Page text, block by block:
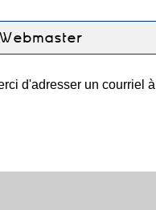
Webmaster
d'adresser un courriel